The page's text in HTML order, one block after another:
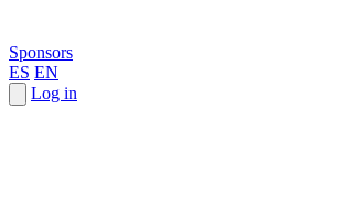
Sponsors
ES EN
Log in